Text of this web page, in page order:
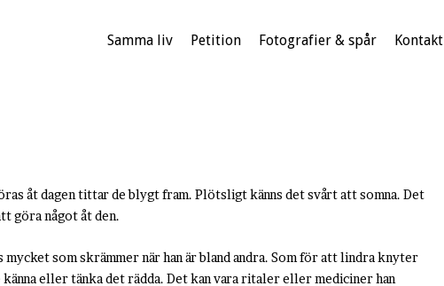
Samma liv Petition Fotografier & spår Kontakt
åt dagen tittar de blygt fram. Plötsligt känns det svårt att somna. Det
göra något åt den.
som skrämmer när han är bland andra. Som för att lindra knyter
eller tänka det rädda. Det kan vara ritaler eller mediciner han